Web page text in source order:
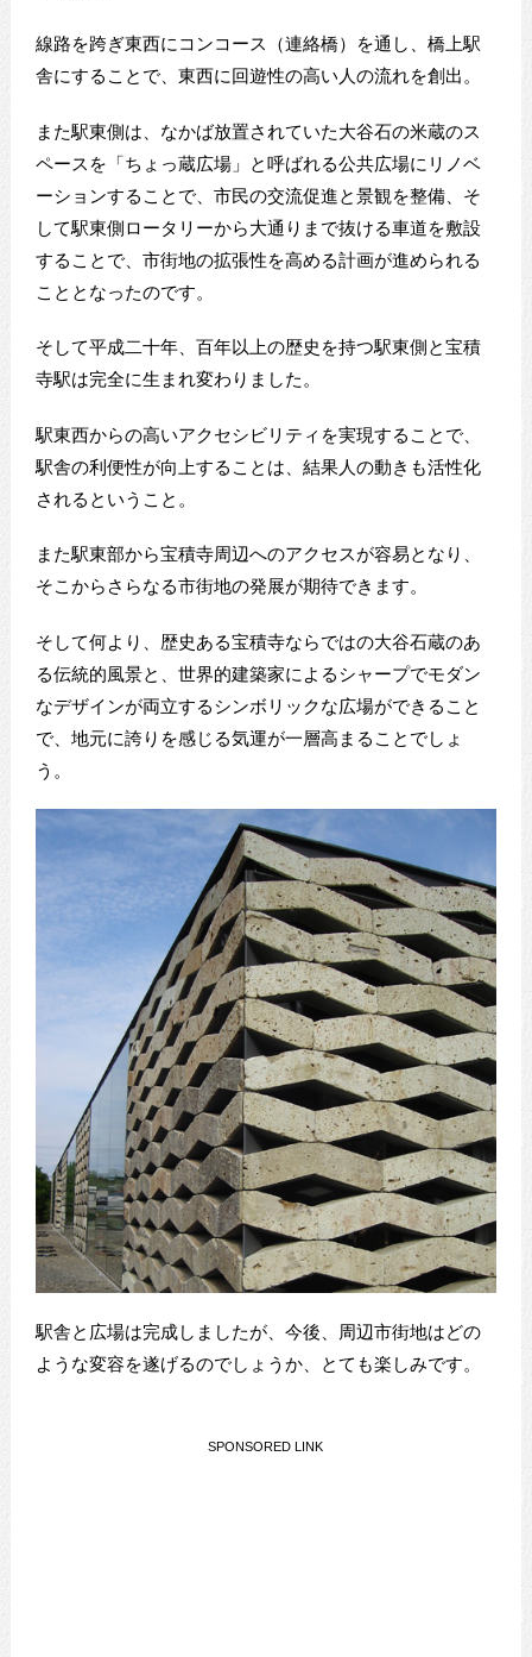
線路を跨ぎ東西にコンコース（連絡橋）を通し、橋上駅
舎にすることで、東西に回遊性の高い人の流れを創出。
また駅東側は、なかば放置されていた大谷石の米蔵のス
ペースを「ちょっ蔵広場」と呼ばれる公共広場にリノベ
ーションすることで、市民の交流促進と景観を整備、そ
して駅東側ロータリーから大通りまで抜ける車道を敷設
することで、市街地の拡張性を高める計画が進められる
こととなったのです。
そして平成二十年、百年以上の歴史を持つ駅東側と宝積
寺駅は完全に生まれ変わりました。
駅東西からの高いアクセシビリティを実現することで、
駅舎の利便性が向上することは、結果人の動きも活性化
されるということ。
また駅東部から宝積寺周辺へのアクセスが容易となり、
そこからさらなる市街地の発展が期待できます。
そして何より、歴史ある宝積寺ならではの大谷石蔵のあ
る伝統的風景と、世界的建築家によるシャープでモダン
なデザインが両立するシンボリックな広場ができること
で、地元に誇りを感じる気運が一層高まることでしょ
う。
駅舎と広場は完成しましたが、今後、周辺市街地はどの
ような変容を遂げるのでしょうか、とても楽しみです。
SPONSORED LINK